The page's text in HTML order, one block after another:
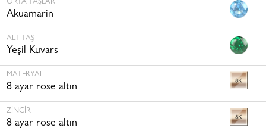
ORTA TAŞLAR
Akuamarin
ALT TAŞ
Yeşil Kuvars
MATERYAL
8 ayar rose altın
ZINCIR
8 ayar rose altın